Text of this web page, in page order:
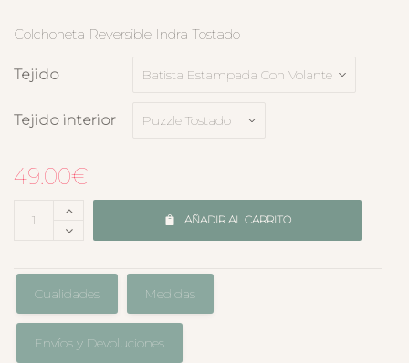
Colchoneta Reversible Indra Tostado
Tejido
Tejido interior
49.00€
AÑADIR AL CARRITO
Cualidades Medidas
Envíos y Devoluciones